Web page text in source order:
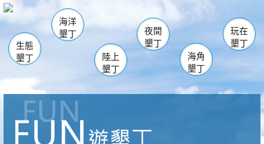
南仁湖
海生館
恆春 佳樂水
龍鑾潭自然中心 森林遊樂區
瓊麻館
關山 墾管處遊客中心
社頂公園 風吹沙
船帆石
白砂 龍磐公園
香蕉灣
砂島
鵝鑾鼻
生態
墾丁
海洋
墾丁
陸上
墾丁
夜間
墾丁
海角
墾丁
玩在
墾丁